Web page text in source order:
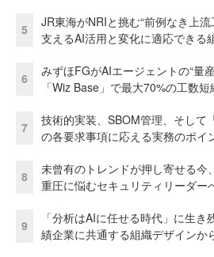
5
JR東海がNRIと挑む“前例なき上
支えるAI活用と変化に適応できる
6
みずほFGがAIエージェントの“量
「Wiz Base」で最大70%の工数短
7
技術的実装、SBOM管理、そし
の各要求事項に応える実務のポイ
8
未曾有のトレンドが押し寄せる今
重圧に悩むセキュリティリーダー
9
「分析はAIに任せる時代」に生
績企業に共通する組織デザインか